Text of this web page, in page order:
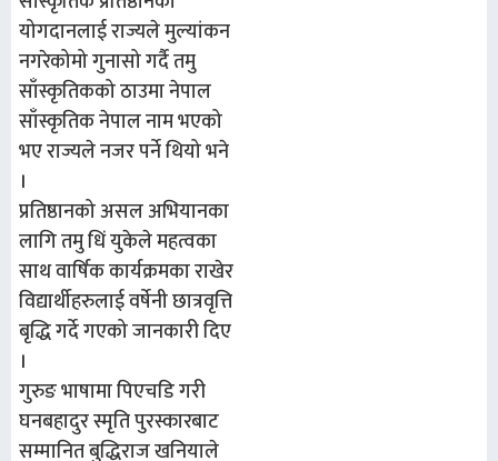
योगदानलाई राज्यले मुल्यांकन
नगरेकोमो गुनासो गर्दै तमु
साँस्कृतिकको ठाउमा नेपाल
साँस्कृतिक नेपाल नाम भएको
भए राज्यले नजर पर्ने थियो भने
।
प्रतिष्ठानको असल अभियानका
लागि तमु धिं युकेले महत्वका
साथ वार्षिक कार्यक्रमका राखेर
विद्यार्थीहरुलाई वर्षेनी छात्रवृत्ति
बृद्धि गर्दे गएको जानकारी दिए
।
गुरुङ भाषामा पिएचडि गरी
घनबहादुर स्मृति पुरस्कारबाट
सम्मानित बुद्धिराज खनियाले